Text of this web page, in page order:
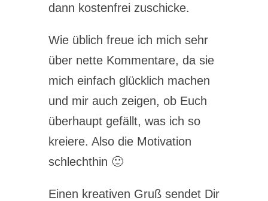
dann kostenfrei zuschicke.
Wie üblich freue ich mich sehr
über nette Kommentare, da sie
mich einfach glücklich machen
und mir auch zeigen, ob Euch
überhaupt gefällt, was ich so
kreiere. Also die Motivation
schlechthin 🙂
Einen kreativen Gruß sendet Dir